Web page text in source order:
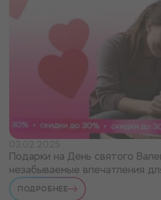
Подарки на День святого
незабываемые впечатления
ПОДРОБНЕЕ